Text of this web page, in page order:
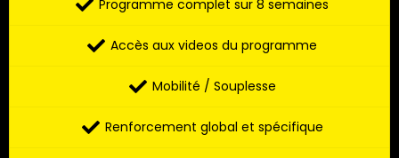
Programme complet sur 8 semaines
Accès aux videos du programme
Mobilité / Souplesse
Renforcement global et spécifique